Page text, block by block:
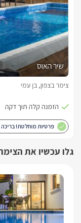
מחוממת ומקורה
כלול באירוח
מוצרי טואלטיקה,
ארוחות
שיר האוס
צימר בצפון, בן עמי
פרטיות מוחלטת! בריכה
גלו עכשיו את